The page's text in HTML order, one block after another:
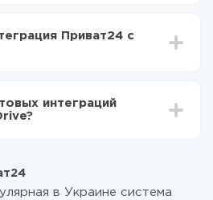
в Slack
от 5-ти до 30-минут. В
10-15 минут.
Приват24 с
только количество
передаются из одной
необходимости. Подробнее
интеграций
в Украине система